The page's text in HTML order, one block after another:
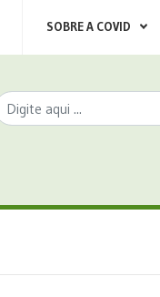
SOBRE A COVID